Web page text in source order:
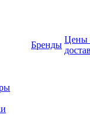
Бренды
Цены